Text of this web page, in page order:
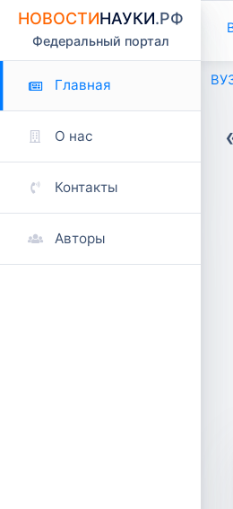
НОВОСТИНАУКИ.РФ
Федеральный портал
Главная
О нас
Контакты
Авторы